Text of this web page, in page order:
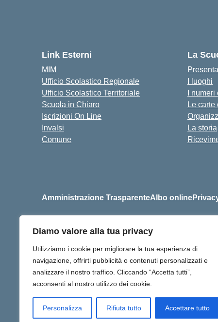
Diamo valore alla tua privacy
Utilizziamo i cookie per migliorare la tua esperienza di
navigazione, offrirti pubblicità o contenuti personalizzati e
analizzare il nostro traffico. Cliccando “Accetta tutti”,
acconsenti al nostro utilizzo dei cookie.
Personalizza Rifiuta tutto Accettare tutto
Link Esterni
MIM
Ufficio Scolastico Regionale
Ufficio Scolastico Territoriale
Scuola in Chiaro
Iscrizioni On Line
Invalsi
Comune
La
I luoghi
I
Le
La storia
Amministrazione TrasparenteAlbo online
Centralino:
+39 06 9257678